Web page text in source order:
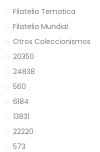
Filatelia Tematica
Filatelia Mundial
Otros Coleccionismos
20350
24838
560
6184
13831
22220
573